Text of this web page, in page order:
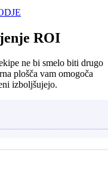
ROI
ne bi smelo biti drugo
plošča vam omogoča
izboljšujejo.